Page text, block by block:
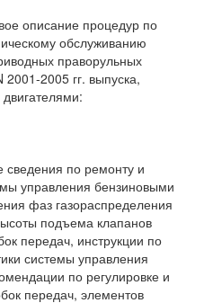
описание процедур по
обслуживанию
праворульных
2005 гг. выпуска,
по ремонту и
управления бензиновыми
фаз газораспределения
подъема клапанов
передач, инструкции по
системы управления
по регулировке и
передач, элементов